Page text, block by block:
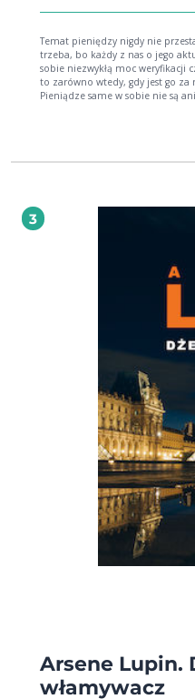
Temat pieniędzy nigdy nie
trzeba, bo każdy z nas o jego
sobie niezwykłą moc weryfikacji
to zarówno wtedy, gdy jest go za
Pieniądze same w sobie nie są
życiu i posługiwania się
Crossroads, który gromadzi
dobie współczesnego
chrześcijan do zastanowienia
bestsellera ABC wolności
3
Arsene Lupin.
włamywacz